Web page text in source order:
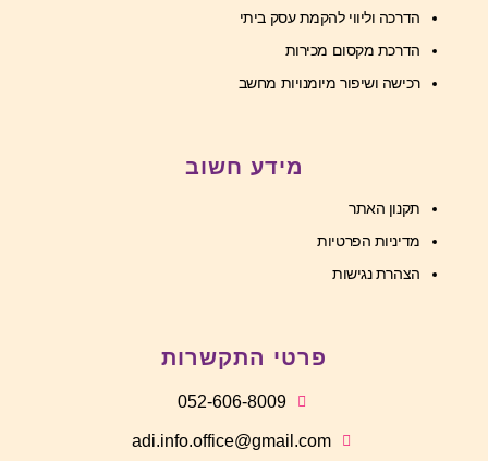
הדרכה וליווי להקמת עסק ביתי
הדרכת מקסום מכירות
רכישה ושיפור מיומנויות מחשב
מידע חשוב
תקנון האתר
מדיניות הפרטיות
הצהרת נגישות
פרטי התקשרות
052-606-8009
adi.info.office@gmail.com